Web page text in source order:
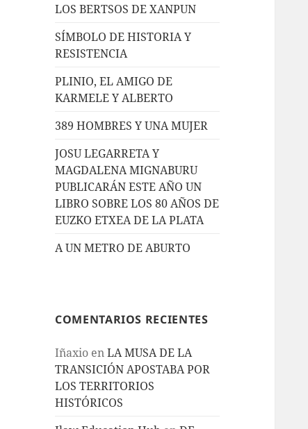
LOS BERTSOS DE XANPUN
SÍMBOLO DE HISTORIA Y
RESISTENCIA
PLINIO, EL AMIGO DE
KARMELE Y ALBERTO
389 HOMBRES Y UNA MUJER
JOSU LEGARRETA Y
MAGDALENA MIGNABURU
PUBLICARÁN ESTE AÑO UN
LIBRO SOBRE LOS 80 AÑOS DE
EUZKO ETXEA DE LA PLATA
A UN METRO DE ABURTO
COMENTARIOS RECIENTES
Iñaxio enLA MUSA DE LA
TRANSICIÓN APOSTABA POR
LOS TERRITORIOS
HISTÓRICOS